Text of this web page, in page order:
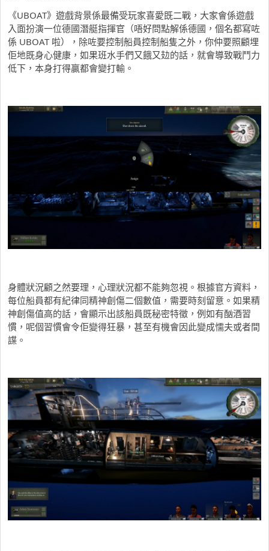
《UBOAT》遊戲背景係最備受玩家喜愛既二戰，大家會係遊戲
入面扮演一位德國潛艇指揮官（唔好問點解係德國，個名都寫咗
係 UBOAT 啦），除咗要控制船員控制船隻之外，你仲要照顧埋
佢地既身心健康，如果班水手們又餓又攰的話，就會導致戰鬥力
低下，本身打得贏都會變打輸。
身體狀況顧之然要理，心理狀況都不能夠忽視。根據官方資料，
每位船員都有紀律同精神創傷二個數值，需要時刻留意。如果精
神創傷值高的話，會顯示出該船員既秘密特徵，例如有酗酒習
慣，呢個習慣會令佢變得狂暴，甚至有機會因此變成懦夫或者間
諜。